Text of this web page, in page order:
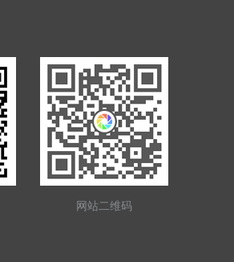
网站二维码